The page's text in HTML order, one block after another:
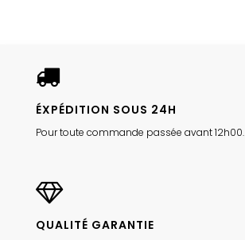
ÉXPÉDITION SOUS 24H
Pour toute commande passée avant 12h00.
QUALITÉ GARANTIE